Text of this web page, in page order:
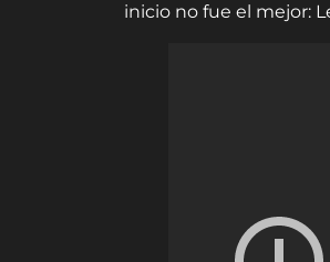
inicio no fue el mejor: